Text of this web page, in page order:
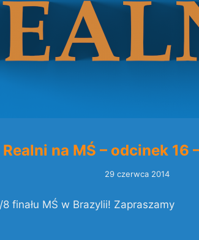
Realni na MŚ – odcinek 16
29 czerwca 2014
8 finału MŚ w Brazylii! Zapraszamy